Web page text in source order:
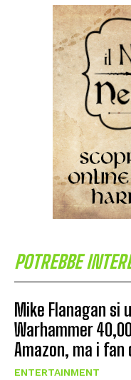
POTREBBE
Mike Flanagan si
Warhammer
Amazon, ma i
ENTERTAINMENT